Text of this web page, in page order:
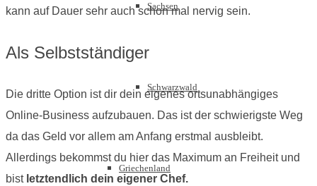
Sachsen
Schwarzwald
Griechenland
kann auf Dauer sehr auch schon mal nervig sein.
Als Selbstständiger
Die dritte Option ist dir dein eigenes ortsunabhängiges
Online-Business aufzubauen. Das ist der schwierigste Weg
da das Geld vor allem am Anfang erstmal ausbleibt.
Allerdings bekommst du hier das Maximum an Freiheit und
bist letztendlich dein eigener Chef.